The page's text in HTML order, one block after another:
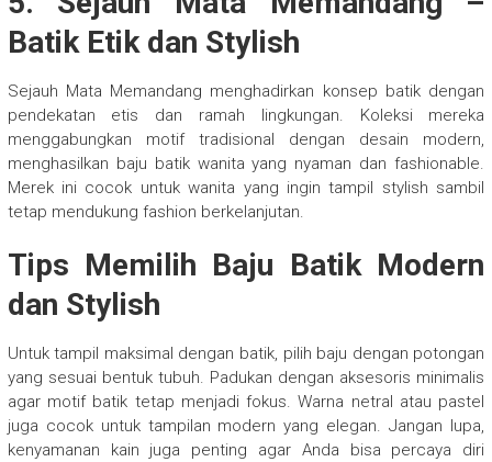
Batik Etik dan Stylish
Sejauh Mata Memandang menghadirkan konsep batik dengan
pendekatan etis dan ramah lingkungan. Koleksi mereka
menggabungkan motif tradisional dengan desain modern,
menghasilkan baju batik wanita yang nyaman dan fashionable.
Merek ini cocok untuk wanita yang ingin tampil stylish sambil
tetap mendukung fashion berkelanjutan.
Tips Memilih Baju Batik Modern
dan Stylish
Untuk tampil maksimal dengan batik, pilih baju dengan potongan
yang sesuai bentuk tubuh. Padukan dengan aksesoris minimalis
agar motif batik tetap menjadi fokus. Warna netral atau pastel
juga cocok untuk tampilan modern yang elegan. Jangan lupa,
kenyamanan kain juga penting agar Anda bisa percaya diri